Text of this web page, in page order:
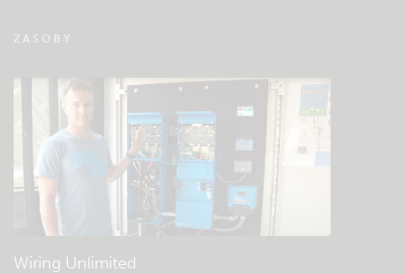
Sprawdź bazę wiedzy społeczności Victron
Ogólne pliki do pobrania i dokumentacja
ZASOBY
Wiring Unlimited